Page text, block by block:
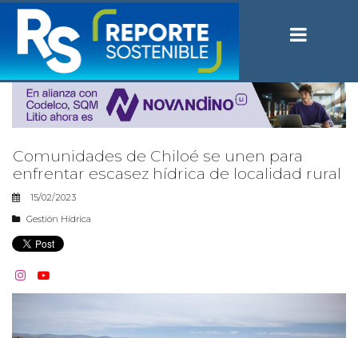
Comunidades de Chiloé se unen para
enfrentar escasez hídrica de localidad rural
15/02/2023
Gestión Hídrica
 